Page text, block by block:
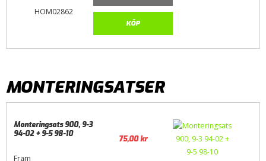
HOM02862
KÖP
MONTERINGSATSER
Monteringsats 900, 9-3
94-02 + 9-5 98-10
Fram
75,00kr